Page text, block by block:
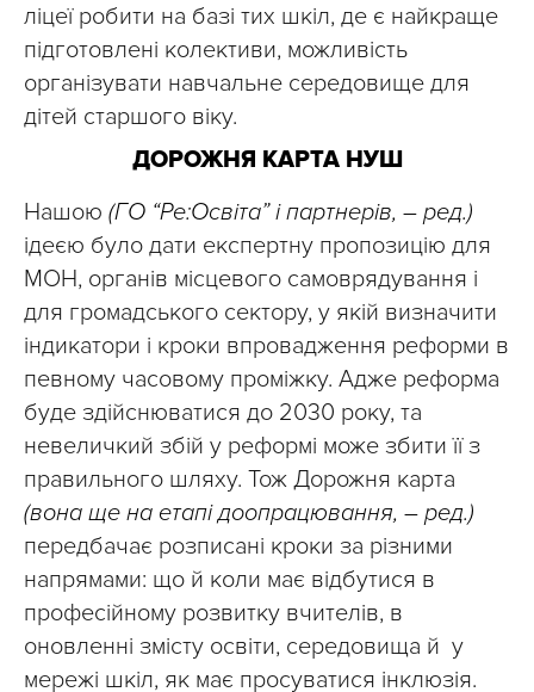
ліцеї робити на базі тих шкіл, де є найкраще
підготовлені колективи, можливість
організувати навчальне середовище для
дітей старшого віку.
ДОРОЖНЯ КАРТА НУШ
Нашою (ГО “Ре:Освіта” і партнерів, – ред.)
ідеєю було дати експертну пропозицію для
МОН, органів місцевого самоврядування і
для громадського сектору, у якій визначити
індикатори і кроки впровадження реформи в
певному часовому проміжку. Адже реформа
буде здійснюватися до 2030 року, та
невеличкий збій у реформі може збити її з
правильного шляху. Тож Дорожня карта
(вона ще на етапі доопрацювання, – ред.)
передбачає розписані кроки за різними
напрямами: що й коли має відбутися в
професійному розвитку вчителів, в
оновленні змісту освіти, середовища й у
мережі шкіл, як має просуватися інклюзія.